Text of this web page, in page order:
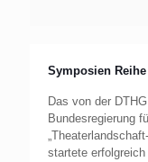
Symposien
Das von der
Bundesregierung
startete erfolgreich